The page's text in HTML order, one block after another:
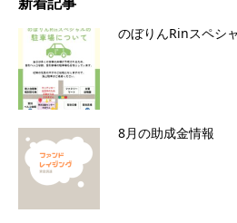
のぼりんRinスペシ
8月の助成金情報